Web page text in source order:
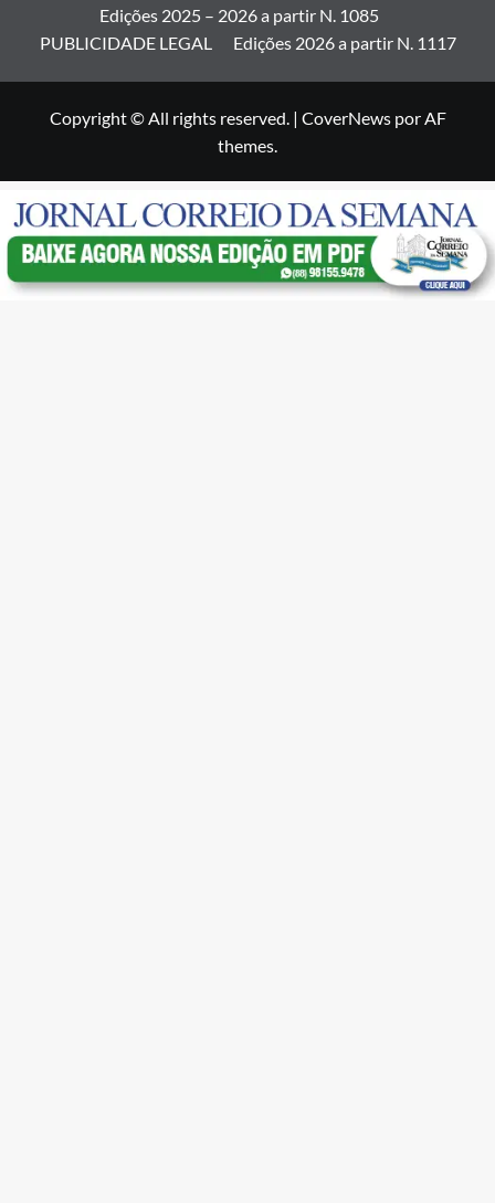
Edições 2025 – 2026 a partir N. 1085
PUBLICIDADE LEGAL
Edições 2026 a partir N. 1117
Copyright © All rights reserved. | CoverNewspor AF
themes.